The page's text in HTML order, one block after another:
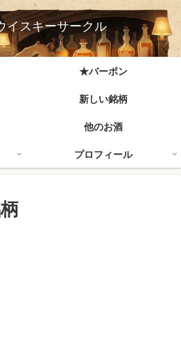
イスキーサークル
★バーボン
新しい銘柄
他のお酒
プロフィール